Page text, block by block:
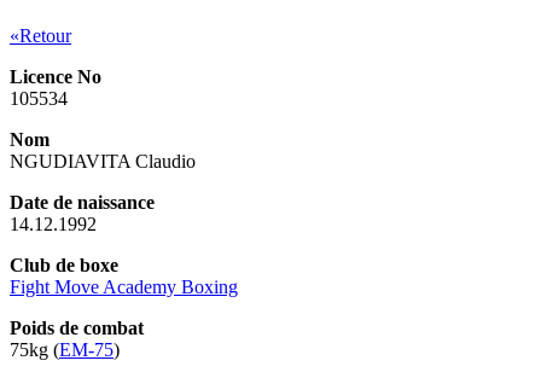
«Retour
Licence No
105534
Nom
NGUDIAVITA Claudio
Date de naissance
14.12.1992
Club de boxe
Fight Move Academy Boxing
Poids de combat
75kg (EM-75)